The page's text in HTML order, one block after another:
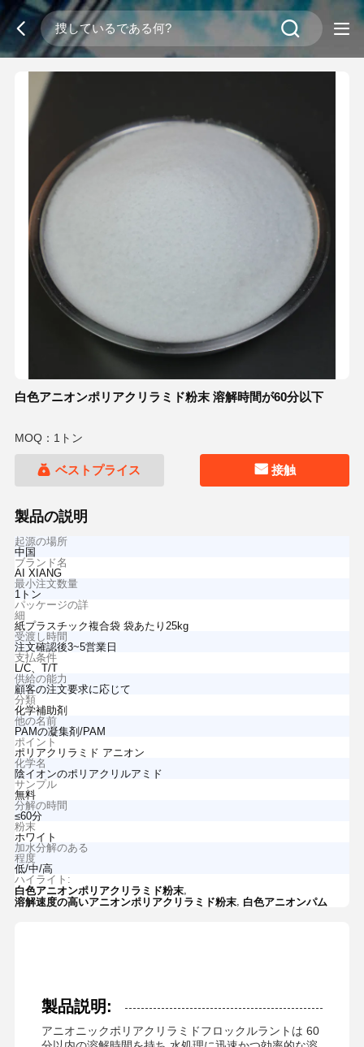
白色アニオンポリアクリラミド粉末 溶解時間が60分以下
MOQ：1トン
ベストプライス 接触
製品の説明
起源の場所
中国
ブランド名
AI XIANG
最小注文数量
1トン
パッケージの詳
細
紙プラスチック複合袋 袋あたり25kg
受渡し時間
注文確認後3~5営業日
支払条件
L/C、T/T
供給の能力
顧客の注文要求に応じて
分類
化学補助剤
他の名前
PAMの凝集剤/PAM
ポイント
ポリアクリラミド アニオン
化学名
陰イオンのポリアクリルアミド
サンプル
無料
分解の時間
≤60分
粉末
ホワイト
加水分解のある
程度
低/中/高
ハイライト:
白色アニオンポリアクリラミド粉末,
溶解速度の高いアニオンポリアクリラミド粉末, 白色アニオンパム
製品説明:
アニオニックポリアクリラミドフロックルラントは 60